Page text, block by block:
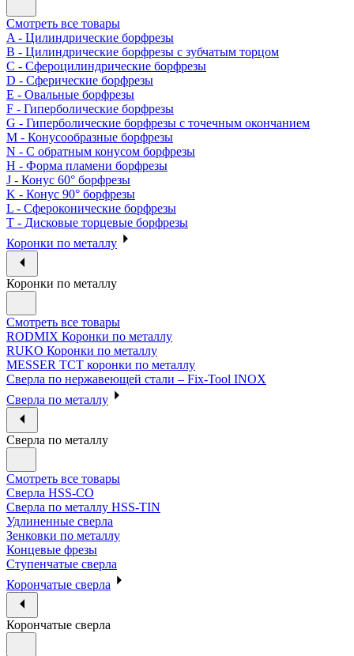
Смотреть все товары
A - Цилиндрические борфрезы
B - Цилиндрические борфрезы с зубчатым торцом
C - Сфероцилиндрические борфрезы
D - Сферические борфрезы
E - Овальные борфрезы
F - Гиперболические борфрезы
G - Гиперболические борфрезы с точечным окончанием
M - Конусообразные борфрезы
N - С обратным конусом борфрезы
H - Форма пламени борфрезы
J - Конус 60° борфрезы
K - Конус 90° борфрезы
L - Сфероконические борфрезы
T - Дисковые торцевые борфрезы
Коронки по металлу
Коронки по металлу
Смотреть все товары
RODMIX Коронки по металлу
RUKO Коронки по металлу
MESSER ТСТ коронки по металлу
Сверла по нержавеющей стали – Fix-Tool INOX
Сверла по металлу
Сверла по металлу
Смотреть все товары
Сверла HSS-CO
Сверла по металлу HSS-TIN
Удлиненные сверла
Зенковки по металлу
Концевые фрезы
Ступенчатые сверла
Корончатые сверла
Корончатые сверла